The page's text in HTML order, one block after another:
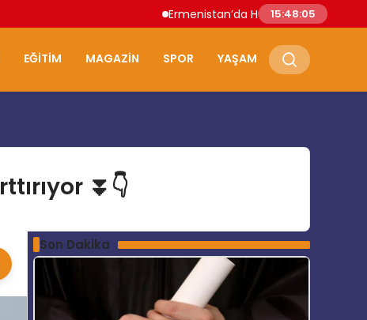
Ermenistan’da Hükümet İstifa Etti Nikol
15:48:06
EĞITIM MAGAZIN SPOR YAŞAM
⏬👇
Son Dakika